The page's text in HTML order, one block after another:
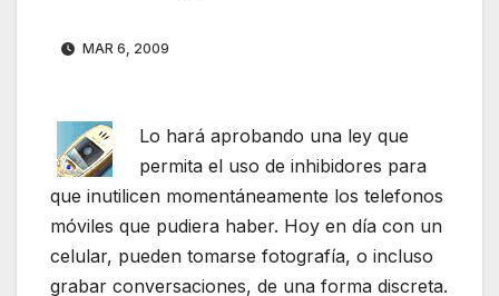
MAR 6, 2009
Lo hará aprobando una ley que
permita el uso de inhibidores para
que inutilicen momentáneamente los telefonos
móviles que pudiera haber. Hoy en día con un
celular, pueden tomarse fotografía, o incluso
grabar conversaciones, de una forma discreta.